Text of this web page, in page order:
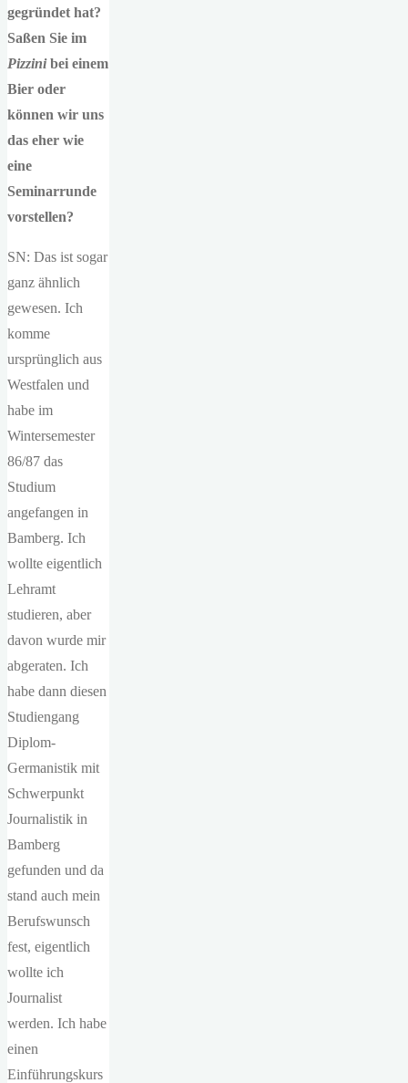
gegründet hat?
Saßen Sie im
Pizzinibei einem
Bier oder
können wir uns
das eher wie
eine
Seminarrunde
vorstellen?
SN: Das ist sogar
ganz ähnlich
gewesen. Ich
komme
ursprünglich aus
Westfalen und
habe im
Wintersemester
86/87 das
Studium
angefangen in
Bamberg. Ich
wollte eigentlich
Lehramt
studieren, aber
davon wurde mir
abgeraten. Ich
habe dann diesen
Studiengang
Diplom-
Germanistik mit
Schwerpunkt
Journalistik in
Bamberg
gefunden und da
stand auch mein
Berufswunsch
fest, eigentlich
wollte ich
Journalist
werden. Ich habe
einen
Einführungskurs